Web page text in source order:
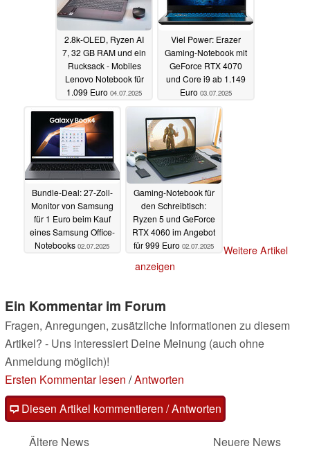
2.8k-OLED, Ryzen AI
7, 32 GB RAM und ein
Rucksack - Mobiles
Lenovo Notebook für
1.099 Euro 04.07.2025
Viel Power: Erazer
Gaming-Notebook mit
GeForce RTX 4070
und Core i9 ab 1.149
Euro 03.07.2025
Bundle-Deal: 27-Zoll-
Monitor von Samsung
für 1 Euro beim Kauf
eines Samsung Office-
Notebooks 02.07.2025
Gaming-Notebook für
den Schreibtisch:
Ryzen 5 und GeForce
RTX 4060 im Angebot
für 999 Euro 02.07.2025
Weitere Artikel
anzeigen
Ein Kommentar im Forum
Fragen, Anregungen, zusätzliche Informationen zu diesem
Artikel? - Uns interessiert Deine Meinung (auch ohne
Anmeldung möglich)!
Ersten Kommentar lesen /Antworten
Diesen Artikel kommentieren / Antworten
Ältere News
Neuere News